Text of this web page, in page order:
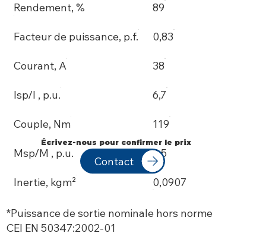
Rendement, % 89
Facteur de puissance, p.f. 0,83
Courant, A 38
Isp/I , p.u. 6,7
Couple, Nm 119
Msp/M , p.u. 2,5
Inertie, kgm² 0,0907
*Puissance de sortie nominale hors norme
CEI EN 50347:2002-01
Écrivez-nous pour confirmer le prix
Contact